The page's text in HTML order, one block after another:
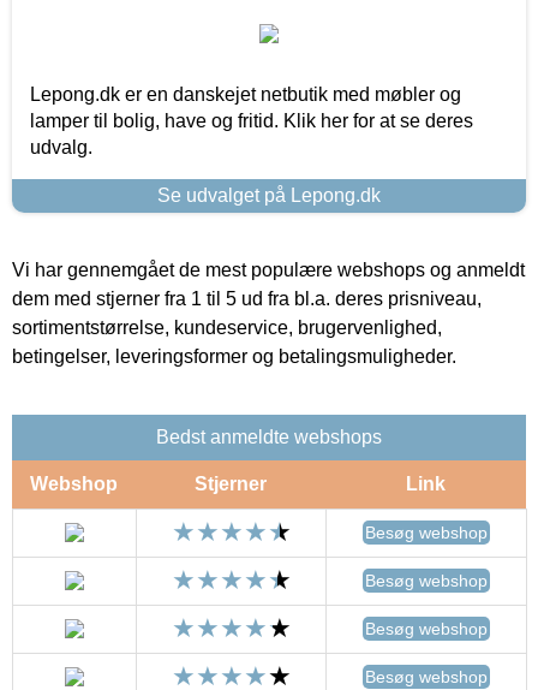
Lepong.dk er en danskejet netbutik med møbler og
lamper til bolig, have og fritid. Klik her for at se deres
udvalg.
Se udvalget på Lepong.dk
Vi har gennemgået de mest populære webshops og anmeldt
dem med stjerner fra 1 til 5 ud fra bl.a. deres prisniveau,
sortimentstørrelse, kundeservice, brugervenlighed,
betingelser, leveringsformer og betalingsmuligheder.
Bedst anmeldte webshops
Webshop Stjerner Link
Besøg webshop
Besøg webshop
Besøg webshop
Besøg webshop